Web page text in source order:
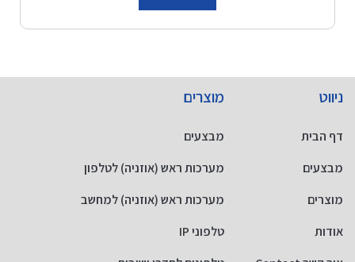
ניווט
דף הבית
מבצעים
מוצרים
אודות
מוצרים
מבצעים
מערכות ראש (אוזניה) לטלפון
מערכות ראש (אוזניה) למחשב
טלפוני IP